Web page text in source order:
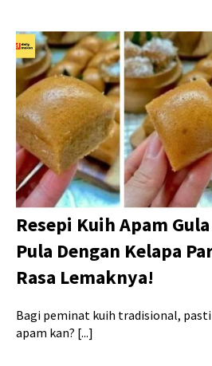
Resepi Kuih Apam
Pula Dengan Kelapa
Rasa Lemaknya!
Bagi peminat kuih tradisional,
apam kan? [...]